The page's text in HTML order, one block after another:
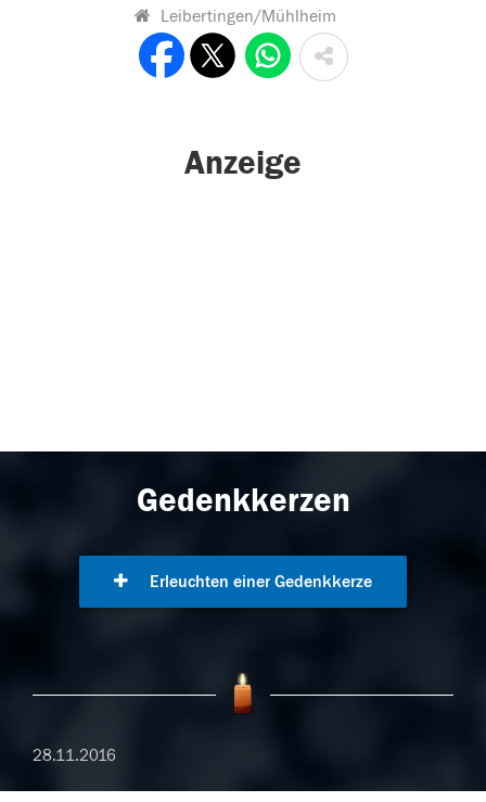
Leibertingen/Mühlheim
Anzeige
Gedenkkerzen
Erleuchten einer Gedenkkerze
28.11.2016